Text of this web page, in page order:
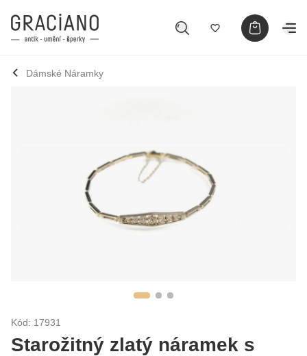
Dámské Náramky
Kód: 17931
Starožitný zlatý náramek s